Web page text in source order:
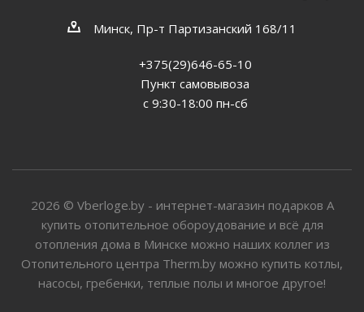
Минск, Пр-т Партизанский 168/11
+375(29)646-65-10
Пункт самовывоза
с 9:30-18:00 пн-сб
2026 © Vberloge.by - интернет-магазин подарков А
купить отопительное обороудование и всё для
отопления дома в Минске можно наших коллег из
Отопительного центра Therm.by можно купить котлы,
насосы, гребенки, теплые полы и многое другое!